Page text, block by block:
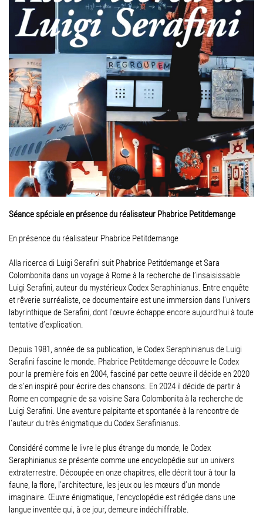
Séance spéciale en présence du réalisateur Phabrice Petitdemange
En présence du réalisateur Phabrice Petitdemange
Alla ricerca di Luigi Serafini suit Phabrice Petitdemange et Sara
Colombonita dans un voyage à Rome à la recherche de l’insaisissable
Luigi Serafini, auteur du mystérieux Codex Seraphinianus. Entre enquête
et rêverie surréaliste, ce documentaire est une immersion dans l’univers
labyrinthique de Serafini, dont l’œuvre échappe encore aujourd’hui à toute
tentative d’explication.
Depuis 1981, année de sa publication, le Codex Seraphinianus de Luigi
Serafini fascine le monde. Phabrice Petitdemange découvre le Codex
pour la première fois en 2004, fasciné par cette oeuvre il décide en 2020
de s’en inspiré pour écrire des chansons. En 2024 il décide de partir à
Rome en compagnie de sa voisine Sara Colombonita à la recherche de
Luigi Serafini. Une aventure palpitante et spontanée à la rencontre de
l’auteur du très énigmatique du Codex Serafinianus.
Considéré comme le livre le plus étrange du monde, le Codex
Seraphinianus se présente comme une encyclopédie sur un univers
extraterrestre. Découpée en onze chapitres, elle décrit tour à tour la
faune, la flore, l’architecture, les jeux ou les mœurs d’un monde
imaginaire. Œuvre énigmatique, l’encyclopédie est rédigée dans une
langue inventée qui, à ce jour, demeure indéchiffrable.